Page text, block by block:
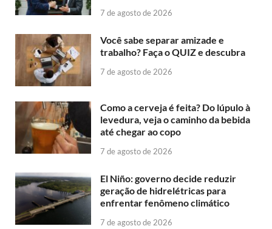
7 de agosto de 2026
Você sabe separar amizade e
trabalho? Faça o QUIZ e descubra
7 de agosto de 2026
Como a cerveja é feita? Do lúpulo à
levedura, veja o caminho da bebida
até chegar ao copo
7 de agosto de 2026
El Niño: governo decide reduzir
geração de hidrelétricas para
enfrentar fenômeno climático
7 de agosto de 2026